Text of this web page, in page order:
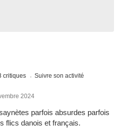
critiques Suivre son activité
2024
parfois absurdes parfois
flics danois et français.